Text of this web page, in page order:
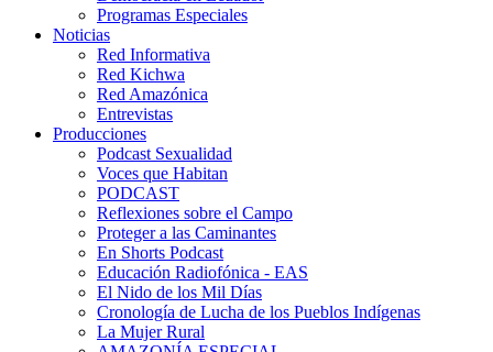
Programas Especiales
Noticias
Red Informativa
Red Kichwa
Red Amazónica
Entrevistas
Producciones
Podcast Sexualidad
Voces que Habitan
PODCAST
Reflexiones sobre el Campo
Proteger a las Caminantes
En Shorts Podcast
Educación Radiofónica - EAS
El Nido de los Mil Días
Cronología de Lucha de los Pueblos Indígenas
La Mujer Rural